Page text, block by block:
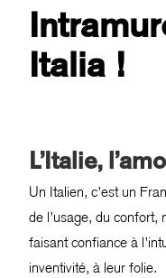
Italia !
L’Italie,
Un Italien, c’est un
de l’usage, du confort,
faisant confiance à
inventivité, à leur folie.